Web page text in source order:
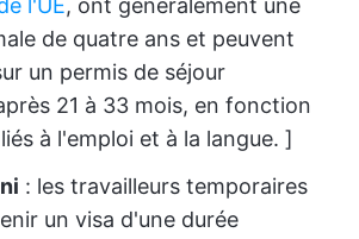
l'UE, ont généralement une
de quatre ans et peuvent
un permis de séjour
21 à 33 mois, en fonction
à l'emploi et à la langue. ]
: les travailleurs temporaires
un visa d'une durée